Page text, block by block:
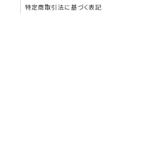
特定商取引法に基づく表記